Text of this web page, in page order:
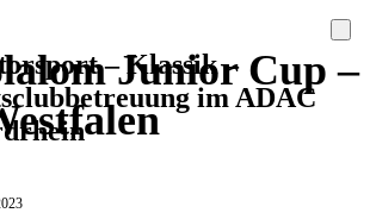
– Klassik –
im ADAC
Junior Cup –